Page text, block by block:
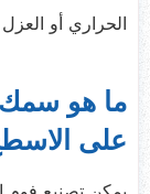
الحراري أو
ما هو سمك
على